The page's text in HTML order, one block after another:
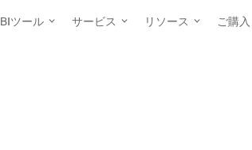
BIツール サービス リソース ご購入